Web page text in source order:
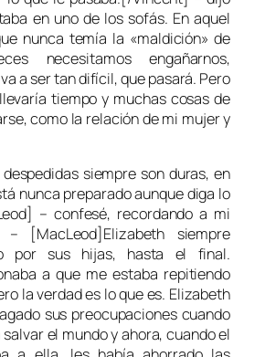
en uno de los sofás. En aquel
nunca temía la «maldición» de
necesitamos engañarnos,
a ser tan difícil, que pasará. Pero
tiempo y muchas cosas de
como la relación de mi mujer y
siempre son duras, en
nunca preparado aunque diga lo
– confesé, recordando a mi
– [MacLeod]Elizabeth siempre
por sus hijas, hasta el final.
a que me estaba repitiendo
la verdad es lo que es. Elizabeth
sus preocupaciones cuando
el mundo y ahora, cuando el